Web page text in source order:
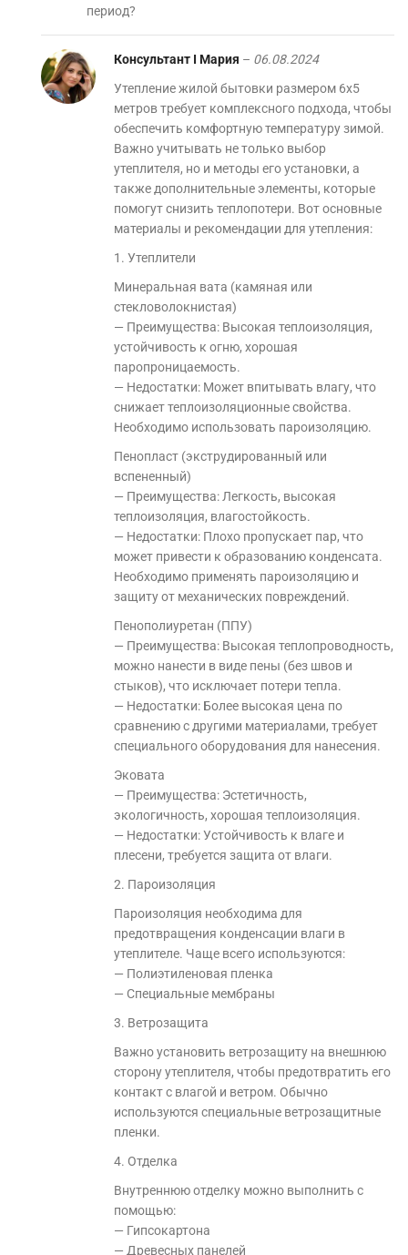
период?
Консультант I Мария – 06.08.2024
Утепление жилой бытовки размером 6х5
метров требует комплексного подхода, чтобы
обеспечить комфортную температуру зимой.
Важно учитывать не только выбор
утеплителя, но и методы его установки, а
также дополнительные элементы, которые
помогут снизить теплопотери. Вот основные
материалы и рекомендации для утепления:
1. Утеплители
Минеральная вата (камяная или
стекловолокнистая)
— Преимущества: Высокая теплоизоляция,
устойчивость к огню, хорошая
паропроницаемость.
— Недостатки: Может впитывать влагу, что
снижает теплоизоляционные свойства.
Необходимо использовать пароизоляцию.
Пенопласт (экструдированный или
вспененный)
— Преимущества: Легкость, высокая
теплоизоляция, влагостойкость.
— Недостатки: Плохо пропускает пар, что
может привести к образованию конденсата.
Необходимо применять пароизоляцию и
защиту от механических повреждений.
Пенополиуретан (ППУ)
— Преимущества: Высокая теплопроводность,
можно нанести в виде пены (без швов и
стыков), что исключает потери тепла.
— Недостатки: Более высокая цена по
сравнению с другими материалами, требует
специального оборудования для нанесения.
Эковата
— Преимущества: Эстетичность,
экологичность, хорошая теплоизоляция.
— Недостатки: Устойчивость к влаге и
плесени, требуется защита от влаги.
2. Пароизоляция
Пароизоляция необходима для
предотвращения конденсации влаги в
утеплителе. Чаще всего используются:
— Полиэтиленовая пленка
— Специальные мембраны
3. Ветрозащита
Важно установить ветрозащиту на внешнюю
сторону утеплителя, чтобы предотвратить его
контакт с влагой и ветром. Обычно
используются специальные ветрозащитные
пленки.
4. Отделка
Внутреннюю отделку можно выполнить с
помощью:
— Гипсокартона
— Древесных панелей